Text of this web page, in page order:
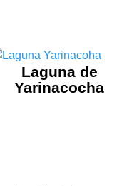
Laguna de
Yarinacocha